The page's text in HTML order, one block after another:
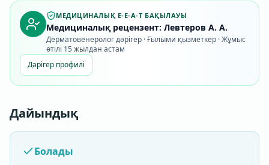
МЕДИЦИНАЛЫҚ E-E-A-T БАҚЫЛАУЫ
Медициналық рецензент: Левтеров А. А.
Дерматовенеролог дәрігер · Ғылыми қызметкер · Жұмыс
өтілі 15 жылдан астам
Дәрігер профилі
Дайындық
Болады